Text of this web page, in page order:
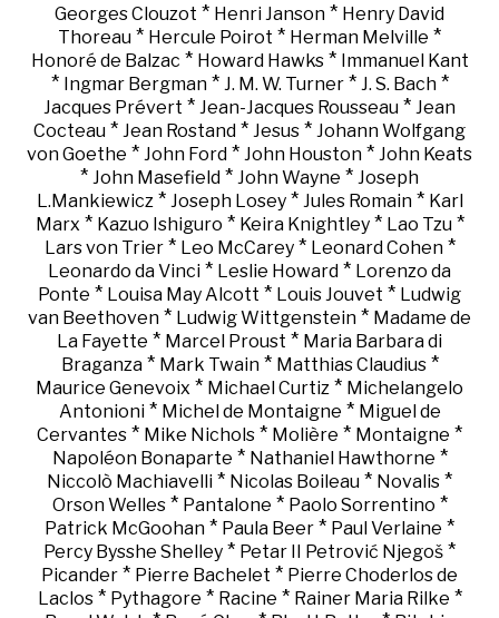
Georges Clouzot * Henri Janson * Henry David
Thoreau * Hercule Poirot * Herman Melville *
Honoré de Balzac * Howard Hawks* Immanuel Kant
* Ingmar Bergman* J. M. W. Turner* J. S. Bach*
Jacques Prévert * Jean-Jacques Rousseau * Jean
Cocteau * Jean Rostand * Jesus * Johann Wolfgang
von Goethe * John Ford * John Houston * John Keats
* John Masefield * John Wayne * Joseph
L.Mankiewicz* Joseph Losey* Jules Romain* Karl
Marx * Kazuo Ishiguro * Keira Knightley* Lao Tzu*
Lars von Trier* Leo McCarey* Leonard Cohen*
Leonardo da Vinci * Leslie Howard * Lorenzo da
Ponte * Louisa May Alcott * Louis Jouvet * Ludwig
van Beethoven * Ludwig Wittgenstein * Madame de
La Fayette * Marcel Proust * Maria Barbara di
Braganza* Mark Twain* Matthias Claudius*
Maurice Genevoix * Michael Curtiz * Michelangelo
Antonioni* Michel de Montaigne * Miguel de
Cervantes * Mike Nichols * Molière * Montaigne *
Napoléon Bonaparte * Nathaniel Hawthorne *
Niccolò Machiavelli * Nicolas Boileau * Novalis *
Orson Welles* Pantalone * Paolo Sorrentino *
Patrick McGoohan * Paula Beer * Paul Verlaine *
Percy Bysshe Shelley * Petar II Petrović Njegoš *
Picander * Pierre Bachelet * Pierre Choderlos de
Laclos* Pythagore * Racine * Rainer Maria Rilke *